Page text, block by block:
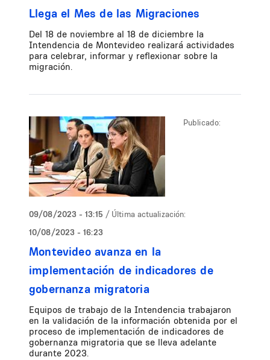
Llega el Mes de las Migraciones
Del 18 de noviembre al 18 de diciembre la
Intendencia de Montevideo realizará actividades
para celebrar, informar y reflexionar sobre la
migración.
Publicado:
09/08/2023 - 13:15 / Última actualización:
10/08/2023 - 16:23
Montevideo avanza en la
implementación de indicadores de
gobernanza migratoria
Equipos de trabajo de la Intendencia trabajaron
en la validación de la información obtenida por el
proceso de implementación de indicadores de
gobernanza migratoria que se lleva adelante
durante 2023.